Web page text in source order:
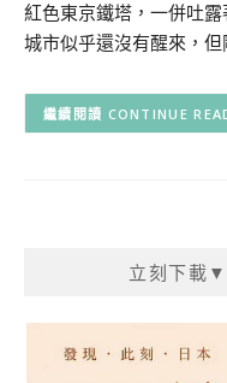
紅色東京鐵塔，一併吐
城市似乎還沒有醒來，
CONTINUE
立刻下載